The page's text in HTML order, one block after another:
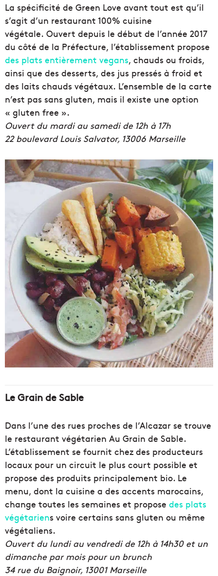
La spécificité de Green Love avant tout est qu’il
s’agit d’un restaurant 100% cuisine
végétale. Ouvert depuis le début de l’année 2017
du côté de la Préfecture, l’établissement propose
des plats entièrement vegans, chauds ou froids,
ainsi que des desserts, des jus pressés à froid et
des laits chauds végétaux. L’ensemble de la carte
n’est pas sans gluten, mais il existe une option
« gluten free ».
Ouvert du mardi au samedi de 12h à 17h
22 boulevard Louis Salvator, 13006 Marseille
Le Grain de Sable
Dans l’une des rues proches de l’Alcazar se trouve
le restaurant végétarien Au Grain de Sable.
L’établissement se fournit chez des producteurs
locaux pour un circuit le plus court possible et
propose des produits principalement bio. Le
menu, dont la cuisine a des accents marocains,
change toutes les semaines et propose des plats
végétariens voire certains sans gluten ou même
végétaliens.
Ouvert du lundi au vendredi de 12h à 14h30 et un
dimanche par mois pour un brunch
34 rue du Baignoir, 13001 Marseille